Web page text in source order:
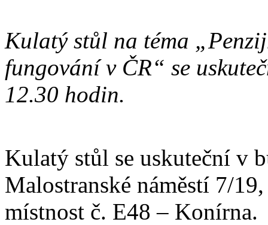
Kulatý stůl na téma
fungování v ČR“ se
12.30 hodin.
Kulatý stůl se uskuteční v
Malostranské náměstí 7/
místnost č. E48 – Konírna.